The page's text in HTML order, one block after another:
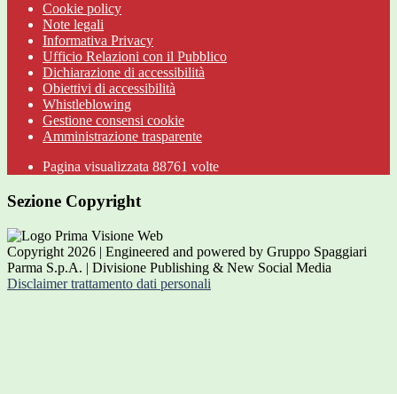
Cookie policy
Note legali
Informativa Privacy
Ufficio Relazioni con il Pubblico
Dichiarazione di accessibilità
Obiettivi di accessibilità
Whistleblowing
Gestione consensi cookie
Amministrazione trasparente
Pagina visualizzata 88761 volte
Sezione Copyright
Copyright 2026 | Engineered and powered by Gruppo Spaggiari
Parma S.p.A. | Divisione Publishing & New Social Media
Disclaimer trattamento dati personali